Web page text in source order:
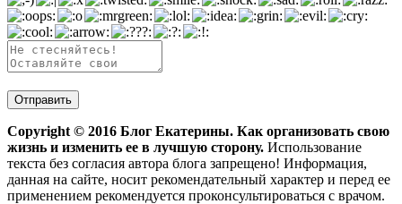
Copyright © 2016 Блог Екатерины. Как организовать свою
жизнь и изменить ее в лучшую сторону. Использование
текста без согласия автора блога запрещено! Информация,
данная на сайте, носит рекомендательный характер и перед ее
применением рекомендуется проконсультироваться с врачом.